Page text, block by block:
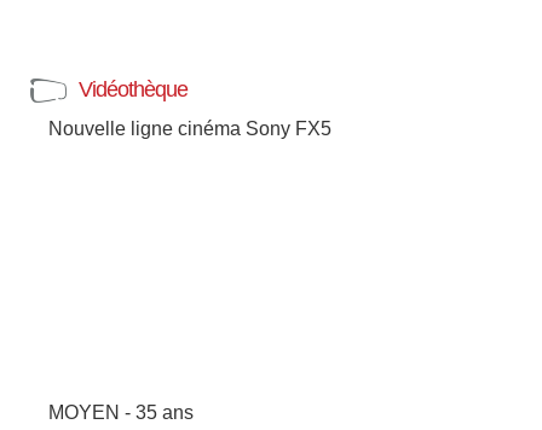
Vidéothèque
Nouvelle ligne cinéma Sony FX5
MOYEN - 35 ans